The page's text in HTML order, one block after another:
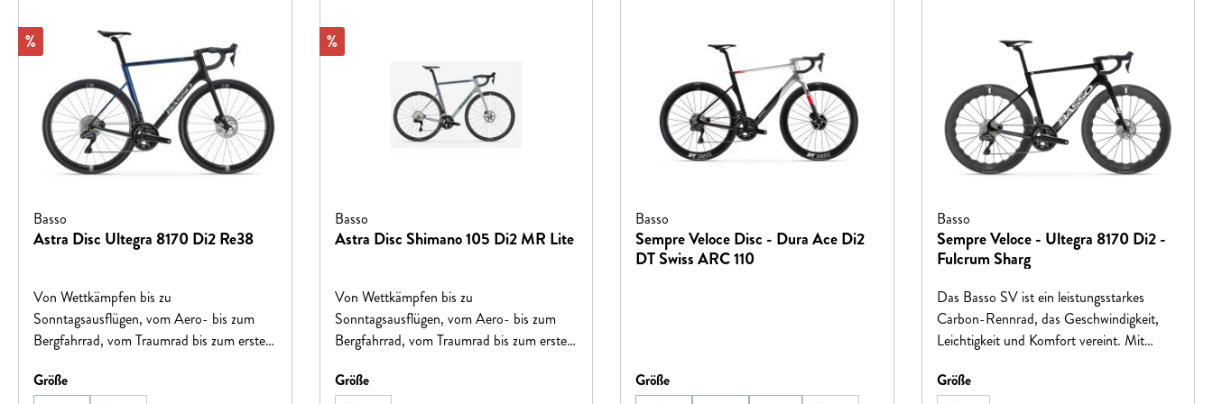
Rabatt
%
Basso
Astra Disc Ultegra 8170 Di2 Re38
Von Wettkämpfen bis zu
Sonntagsausflügen, vom Aero- bis zum
Bergfahrrad, vom Traumrad bis zum ersten
das gleiche: Fahrräder zu schaffen, die mit
Größeauswählen
Rabatt
%
Basso
Astra Disc Shimano 105 Di2 MR Lite
Von Wettkämpfen bis zu
Sonntagsausflügen, vom Aero- bis zum
Bergfahrrad, vom Traumrad bis zum ersten
das gleiche: Fahrräder zu schaffen, die mit
Größeauswählen
Basso
Sempre Veloce Disc - Dura Ace Di2
DT Swiss ARC 110
Größeauswählen
Basso
Sempre Veloce - Ultegra 8170 Di2 -
Fulcrum Sharg
Das Basso SV ist ein leistungsstarkes
Carbon-Rennrad, das Geschwindigkeit,
Leichtigkeit und Komfort vereint. Mit
leichten Rahmen von 780 g bietet es eine
Größeauswählen